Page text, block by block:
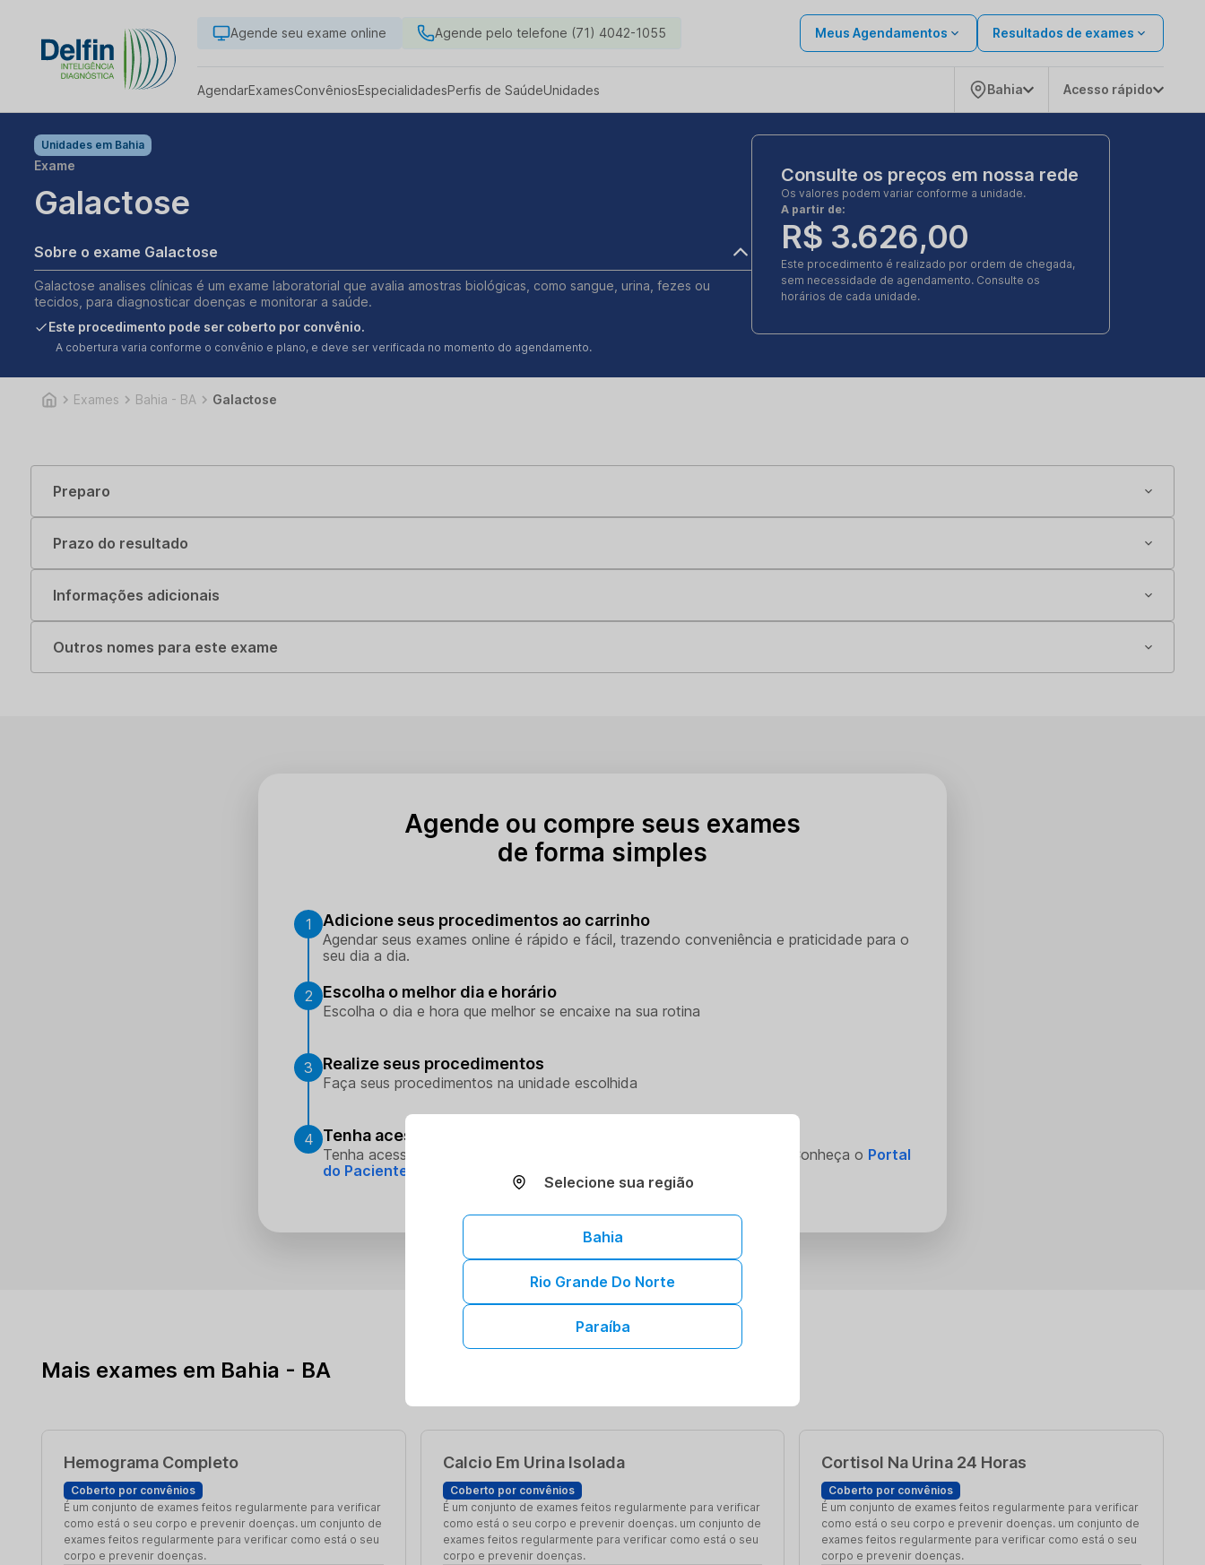
Agende seu exame online Agende pelo telefone (71) 4042-1055 Meus Agendamentos Resultados de exames
AgendarExamesConvêniosEspecialidadesPerfis de SaúdeUnidades Bahia Acesso rápido
Unidades em Bahia
Exame
Galactose
Sobre o exame Galactose
Galactose analises clínicas é um exame laboratorial que avalia amostras biológicas, como sangue, urina, fezes ou
tecidos, para diagnosticar doenças e monitorar a saúde.
Este procedimento pode ser coberto por convênio.
A cobertura varia conforme o convênio e plano, e deve ser verificada no momento do agendamento.
Consulte os preços em nossa rede
Os valores podem variar conforme a unidade.
A partir de:
R$ 3.626,00
Este procedimento é realizado por ordem de chegada,
sem necessidade de agendamento. Consulte os
horários de cada unidade.
Exames Bahia - BA Galactose
Preparo
Prazo do resultado
Informações adicionais
Outros nomes para este exame
Agende ou compre seus exames
de forma simples
1 Adicione seus procedimentos ao carrinho
Agendar seus exames online é rápido e fácil, trazendo conveniência e praticidade para o
seu dia a dia.
2 Escolha o melhor dia e horário
Escolha o dia e hora que melhor se encaixe na sua rotina
3 Realize seus procedimentos
Faça seus procedimentos na unidade escolhida
4 Tenha acesso aos seus resultados sem sair de casa
Tenha acesso aos resultados dos seus exames onde e quando quiser. Conheça o Portal
do Paciente.
Mais exames em Bahia - BA
Hemograma Completo
Coberto por convênios
É um conjunto de exames feitos regularmente para verificar
como está o seu corpo e prevenir doenças. um conjunto de
exames feitos regularmente para verificar como está o seu
corpo e prevenir doenças.
Calcio Em Urina Isolada
Coberto por convênios
É um conjunto de exames feitos regularmente para verificar
como está o seu corpo e prevenir doenças. um conjunto de
exames feitos regularmente para verificar como está o seu
corpo e prevenir doenças.
Cortisol Na Urina 24 Horas
Coberto por convênios
É um conjunto de exames feitos regularmente para verificar
como está o seu corpo e prevenir doenças. um conjunto de
exames feitos regularmente para verificar como está o seu
corpo e prevenir doenças.
Selecione sua região
Bahia
Rio Grande Do Norte
Paraíba